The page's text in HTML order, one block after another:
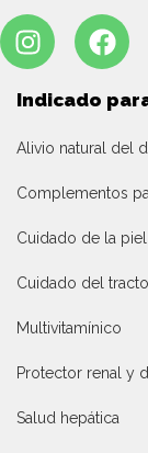
Indicado
Alivio natural del
Complementos
Cuidado de la piel
Cuidado del
Multivitamínico
Protector renal y
Salud hepática